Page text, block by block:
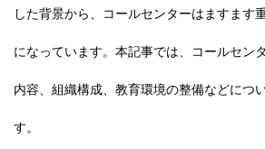
した背景から、コールセンターはますます
になっています。本記事では、コールセン
内容、組織構成、教育環境の整備などにつ
す。